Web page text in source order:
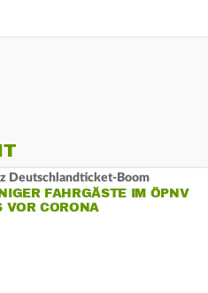
Deutschlandticket-Boom
FAHRGÄSTE IM ÖPNV
VOR CORONA